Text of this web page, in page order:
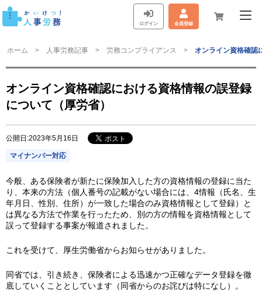
ログイン 会員登録
ホーム 人事労務記事 労務コンプライアンス オンライン資格確認
オンライン資格確認における資格情報の誤登録
について（厚労省）
公開日:2023年5月16日
マイナンバー対応
今般、ある保険者が新たに保険加入した方の資格情報の登録に当た
り、本来の方法（個人番号の記載がない場合には、4情報（氏名、生
年月日、性別、住所）が一致した場合のみ資格情報として登録）と
は異なる方法で作業を行ったため、別の方の情報を資格情報として
誤って登録する事案が報道されました。
これを受けて、厚生労働省からお知らせがありました。
同省では、引き続き、保険者による迅速かつ正確なデータ登録を徹
底していくこととしています（同省からのお詫びは特になし）。